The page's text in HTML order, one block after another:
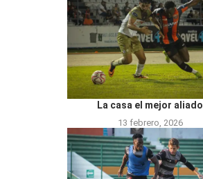
La casa el mejor aliado
13 febrero, 2026